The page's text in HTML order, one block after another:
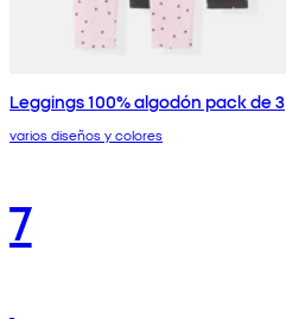
Leggings 100% algodón pack de 3
varios diseños y colores
7